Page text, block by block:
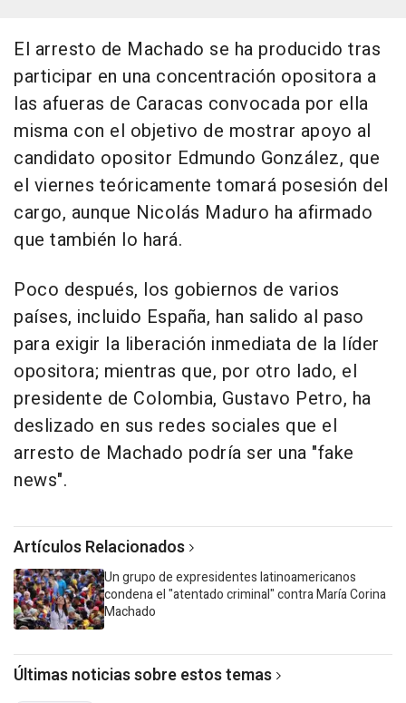
El arresto de Machado se ha producido tras
participar en una concentración opositora a
las afueras de Caracas convocada por ella
misma con el objetivo de mostrar apoyo al
candidato opositor Edmundo González, que
el viernes teóricamente tomará posesión del
cargo, aunque Nicolás Maduro ha afirmado
que también lo hará.
Poco después, los gobiernos de varios
países, incluido España, han salido al paso
para exigir la liberación inmediata de la líder
opositora; mientras que, por otro lado, el
presidente de Colombia, Gustavo Petro, ha
deslizado en sus redes sociales que el
arresto de Machado podría ser una "fake
news".
Artículos Relacionados
Un grupo de expresidentes latinoamericanos
condena el "atentado criminal" contra María Corina
Machado
Últimas noticias sobre estos temas